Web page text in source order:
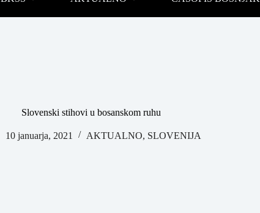
Slovenski stihovi u bosanskom ruhu
10 januarja, 2021 AKTUALNO, SLOVENIJA